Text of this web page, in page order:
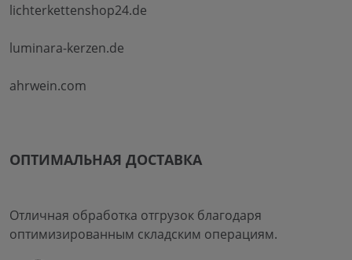
lichterkettenshop24.de
luminara-kerzen.de
ahrwein.com
ОПТИМАЛЬНАЯ ДОСТАВКА
Отличная обработка отгрузок благодаря
оптимизированным складским операциям.